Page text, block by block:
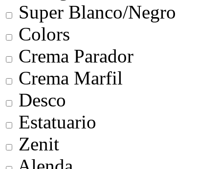
Super Blanco/Negro
Colors
Crema Parador
Crema Marfil
Desco
Estatuario
Zenit